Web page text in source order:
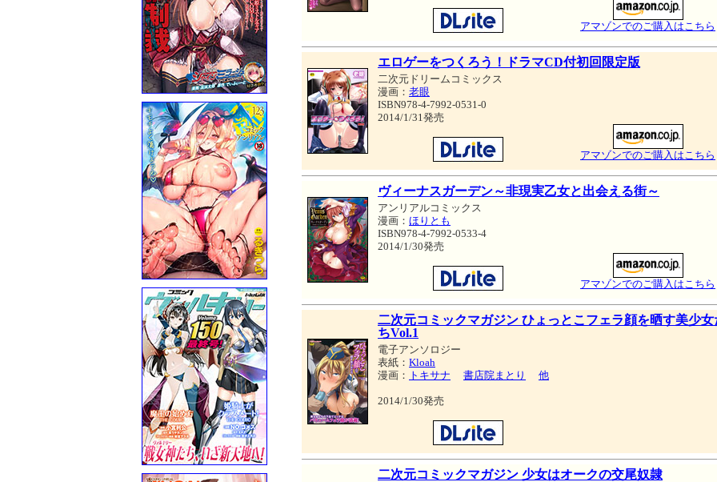
アマゾンでのご購入はこちら
エロゲーをつくろう！ドラマCD付初回限定版
二次元ドリームコミックス
漫画： 老眼
ISBN978-4-7992-0531-0
2014/1/31発売
アマゾンでのご購入はこちら
ヴィーナスガーデン～非現実乙女と出会える街～
アンリアルコミックス
漫画： ほりとも
ISBN978-4-7992-0533-4
2014/1/30発売
アマゾンでのご購入はこちら
二次元コミックマガジン ひょっとこフェラ顔を晒す美少女
ちVol.1
電子アンソロジー
表紙： Kloah
漫画： トキサナ 書店院まとり 他
2014/1/30発売
二次元コミックマガジン 少女はオークの交尾奴隷